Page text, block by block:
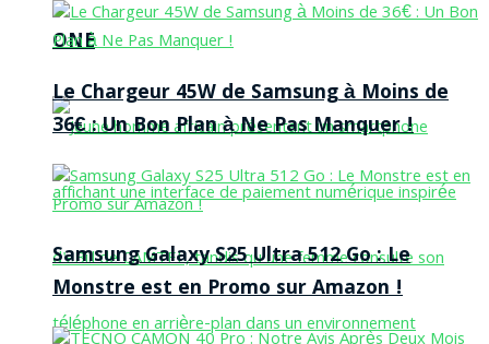
ONE
Le Chargeur 45W de Samsung à Moins de
36€ : Un Bon Plan à Ne Pas Manquer !
Samsung Galaxy S25 Ultra 512 Go : Le
Monstre est en Promo sur Amazon !